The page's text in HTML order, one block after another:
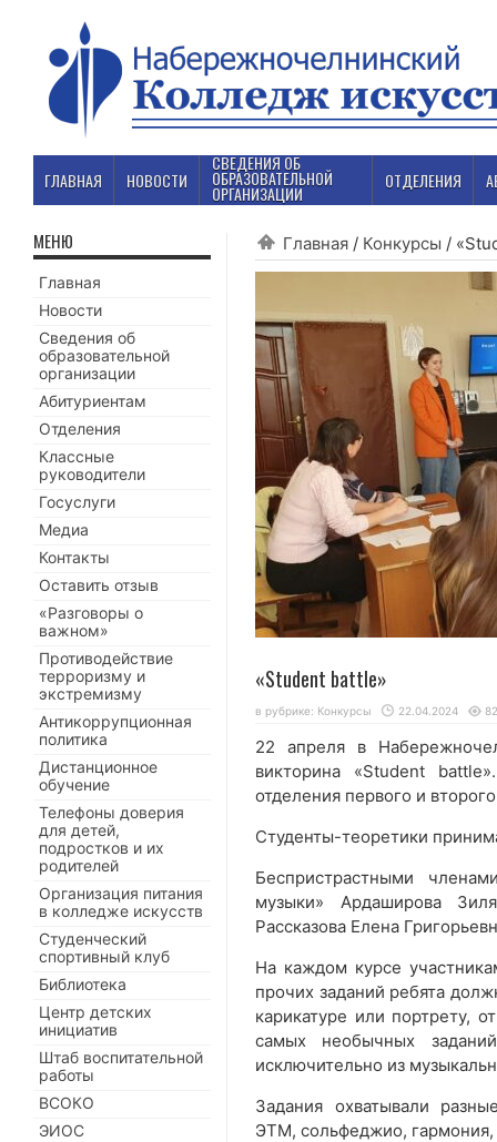
ГЛАВНАЯ НОВОСТИ
СВЕДЕНИЯ ОБ
ОБРАЗОВАТЕЛЬНОЙ
ОРГАНИЗАЦИИ
ОТДЕЛЕНИЯ
Главная / Конкурсы /
«Student battle»
в рубрике: Конкурсы 22.04.2024
22 апреля в
викторина «Student
отделения первого и
Студенты-теоретики
Беспристрастными
музыки» Ардаширова
Рассказова Елена
На каждом курсе
прочих заданий ребята
карикатуре или портрету,
самых необычных
исключительно из
Задания охватывали
ЭТМ, сольфеджио, гармония,
МЕНЮ
Главная
Новости
Сведения об
образовательной
организации
Абитуриентам
Отделения
Классные
руководители
Госуслуги
Медиа
Контакты
Оставить отзыв
«Разговоры о
важном»
Противодействие
терроризму и
экстремизму
Антикоррупционная
политика
Дистанционное
обучение
Телефоны доверия
для детей,
подростков и их
родителей
Организация питания
в колледже искусств
Студенческий
спортивный клуб
Библиотека
Центр детских
инициатив
Штаб воспитательной
работы
ВСОКО
ЭИОС